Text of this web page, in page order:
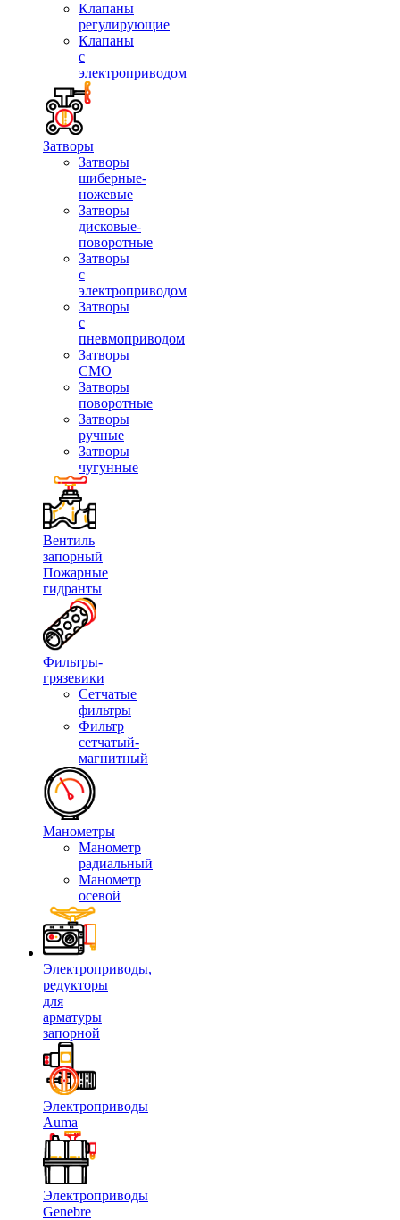
Клапаны
регулирующие
Клапаны
с
электроприводом
Затворы
Затворы
шиберные-
ножевые
Затворы
дисковые-
поворотные
Затворы
с
электроприводом
Затворы
с
пневмоприводом
Затворы
СМО
Затворы
поворотные
Затворы
ручные
Затворы
чугунные
Вентиль
запорный
Пожарные
гидранты
Фильтры-
грязевики
Сетчатые
фильтры
Фильтр
сетчатый-
магнитный
Манометры
Манометр
радиальный
Манометр
осевой
Электроприводы,
редукторы
для
арматуры
запорной
Электроприводы
Auma
Электроприводы
Genebre